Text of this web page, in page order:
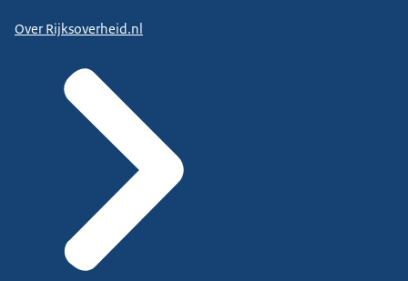
Over Rijksoverheid.nl